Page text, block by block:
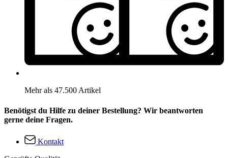
Mehr als 47.500 Artikel
Benötigst du Hilfe zu deiner Bestellung? Wir beantworten
gerne deine Fragen.
Kontakt